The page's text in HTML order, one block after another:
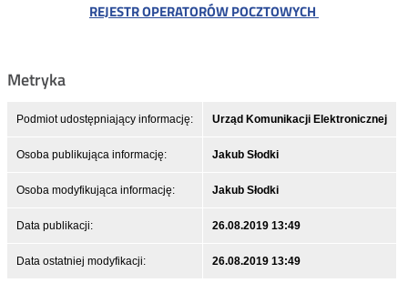
REJESTR OPERATORÓW POCZTOWYCH
Metryka
Podmiot udostępniający informację: Urząd Komunikacji Elektronicznej
Osoba publikująca informację: Jakub Słodki
Osoba modyfikująca informację: Jakub Słodki
Data publikacji: 26.08.2019 13:49
Data ostatniej modyfikacji: 26.08.2019 13:49